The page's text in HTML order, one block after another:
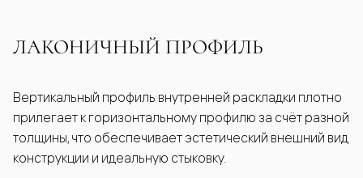
ЛАКОНИЧНЫЙ ПРОФИЛЬ
Вертикальный профиль внутренней раскладки плотно
прилегает к горизонтальному профилю за счёт разной
толщины, что обеспечивает эстетический внешний вид
конструкции и идеальную стыковку.